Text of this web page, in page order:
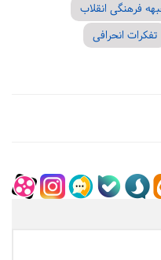
فرهنگی انقلاب
تفکرات انحرافی